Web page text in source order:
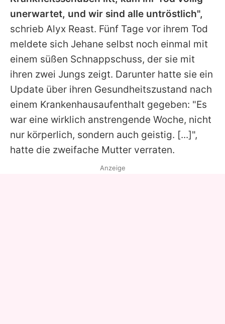
unerwartet, und wir sind alle untröstlich",
schrieb Alyx Reast. Fünf Tage vor ihrem Tod
meldete sich Jehane selbst noch einmal mit
einem süßen Schnappschuss, der sie mit
ihren zwei Jungs zeigt. Darunter hatte sie ein
Update über ihren Gesundheitszustand nach
einem Krankenhausaufenthalt gegeben: "Es
war eine wirklich anstrengende Woche, nicht
nur körperlich, sondern auch geistig. [...]",
hatte die zweifache Mutter verraten.
Anzeige